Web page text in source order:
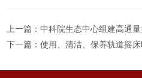
上一篇：中科院生态中心组建高通
下一篇：使用、清洁、保养轨道摇